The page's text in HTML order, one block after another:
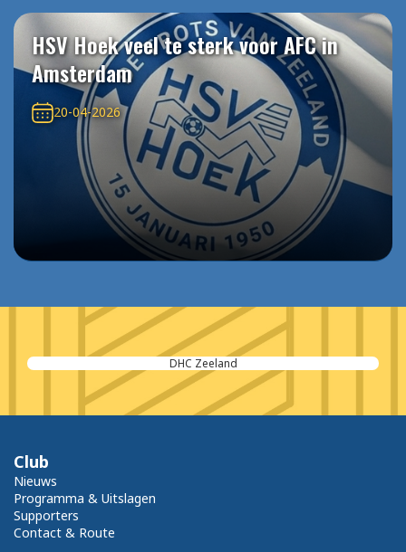
HSV Hoek veel te sterk voor AFC in
Amsterdam
20-04-2026
DHC Zeeland
Club
Nieuws
Programma & Uitslagen
Supporters
Contact & Route